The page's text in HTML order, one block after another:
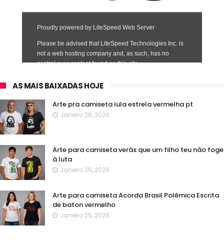
AS MAIS BAIXADAS HOJE
Arte pra camiseta lula estrela vermelha pt
Janeiro 26, 2026
Arte para camiseta verás que um filho teu não foge
à luta
Janeiro 25, 2026
Arte para camiseta Acorda Brasil Polêmica Escrita
de baton vermelho
Janeiro 25, 2026